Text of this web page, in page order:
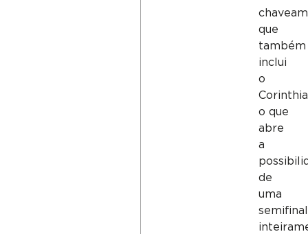
que
também
inclui
o
o que
abre
a
de
uma
semifinal